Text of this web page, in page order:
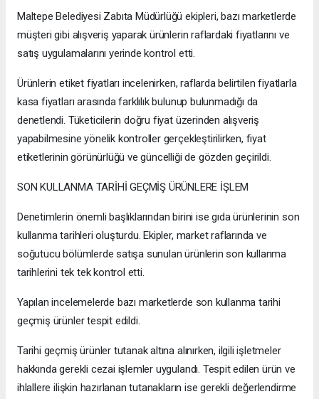
Maltepe Belediyesi Zabıta Müdürlüğü ekipleri, bazı marketlerde
müşteri gibi alışveriş yaparak ürünlerin raflardaki fiyatlarını ve
satış uygulamalarını yerinde kontrol etti.
Ürünlerin etiket fiyatları incelenirken, raflarda belirtilen fiyatlarla
kasa fiyatları arasında farklılık bulunup bulunmadığı da
denetlendi. Tüketicilerin doğru fiyat üzerinden alışveriş
yapabilmesine yönelik kontroller gerçekleştirilirken, fiyat
etiketlerinin görünürlüğü ve güncelliği de gözden geçirildi.
SON KULLANMA TARİHİ GEÇMİŞ ÜRÜNLERE İŞLEM
Denetimlerin önemli başlıklarından birini ise gıda ürünlerinin son
kullanma tarihleri oluşturdu. Ekipler, market raflarında ve
soğutucu bölümlerde satışa sunulan ürünlerin son kullanma
tarihlerini tek tek kontrol etti.
Yapılan incelemelerde bazı marketlerde son kullanma tarihi
geçmiş ürünler tespit edildi.
Tarihi geçmiş ürünler tutanak altına alınırken, ilgili işletmeler
hakkında gerekli cezai işlemler uygulandı. Tespit edilen ürün ve
ihlallere ilişkin hazırlanan tutanakların ise gerekli değerlendirme